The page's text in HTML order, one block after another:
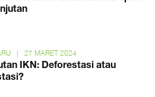
| 27 MARET 2024
IKN: Deforestasi atau